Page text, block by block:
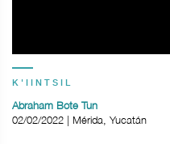
K'IINTSIL
Abraham Bote Tun
02/02/2022 | Mérida, Yucatán